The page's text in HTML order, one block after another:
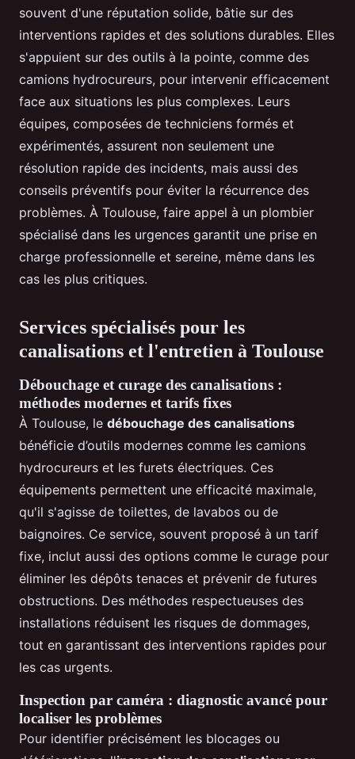
souvent d'une réputation solide, bâtie sur des
interventions rapides et des solutions durables. Elles
s'appuient sur des outils à la pointe, comme des
camions hydrocureurs, pour intervenir efficacement
face aux situations les plus complexes. Leurs
équipes, composées de techniciens formés et
expérimentés, assurent non seulement une
résolution rapide des incidents, mais aussi des
conseils préventifs pour éviter la récurrence des
problèmes. À Toulouse, faire appel à un plombier
spécialisé dans les urgences garantit une prise en
charge professionnelle et sereine, même dans les
cas les plus critiques.
Services spécialisés pour les
canalisations et l'entretien à Toulouse
Débouchage et curage des canalisations :
méthodes modernes et tarifs fixes
À Toulouse, le débouchage des canalisations
bénéficie d’outils modernes comme les camions
hydrocureurs et les furets électriques. Ces
équipements permettent une efficacité maximale,
qu'il s'agisse de toilettes, de lavabos ou de
baignoires. Ce service, souvent proposé à un tarif
fixe, inclut aussi des options comme le curage pour
éliminer les dépôts tenaces et prévenir de futures
obstructions. Des méthodes respectueuses des
installations réduisent les risques de dommages,
tout en garantissant des interventions rapides pour
les cas urgents.
Inspection par caméra : diagnostic avancé pour
localiser les problèmes
Pour identifier précisément les blocages ou